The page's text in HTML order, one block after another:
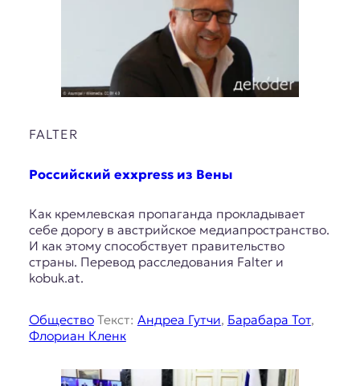
FALTER
Российский exxpress из Вены
Как кремлевская пропаганда прокладывает
себе дорогу в австрийское медиапространство.
И как этому способствует правительство
страны. Перевод расследования Falter и
kobuk.at.
ОбществоТекст: Андреа Гутчи, Барабара Тот,
Флориан Кленк